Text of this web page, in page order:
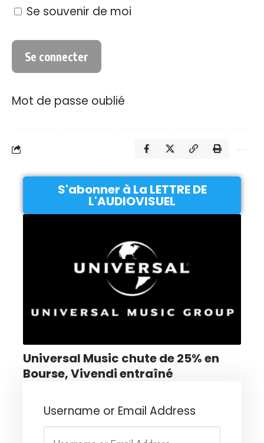
Se souvenir de moi
Mot de passe oublié
S'abonner à La LETTRE DE
L'AUDIOVISUEL
Universal Music chute de 25% en
Bourse, Vivendi entraîné
Username or Email Address